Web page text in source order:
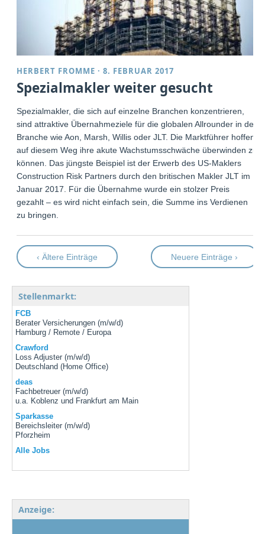
HERBERT FROMME ·8. FEBRUAR 2017
Spezialmakler weiter gesucht
Spezialmakler, die sich auf einzelne Branchen konzentrieren,
sind attraktive Übernahmeziele für die globalen Allrounder in der
Branche wie Aon, Marsh, Willis oder JLT. Die Marktführer hoffen,
auf diesem Weg ihre akute Wachstumsschwäche überwinden zu
können. Das jüngste Beispiel ist der Erwerb des US-Maklers
Construction Risk Partners durch den britischen Makler JLT im
Januar 2017. Für die Übernahme wurde ein stolzer Preis
gezahlt – es wird nicht einfach sein, die Summe ins Verdienen
zu bringen.
‹ Ältere Einträge Neuere Einträge ›
Stellenmarkt:
FCB
Berater Versicherungen (m/w/d)
Hamburg / Remote / Europa
Crawford
Loss Adjuster (m/w/d)
Deutschland (Home Office)
deas
Fachbetreuer (m/w/d)
u.a. Koblenz und Frankfurt am Main
Sparkasse
Bereichsleiter (m/w/d)
Pforzheim
Alle Jobs
Anzeige: